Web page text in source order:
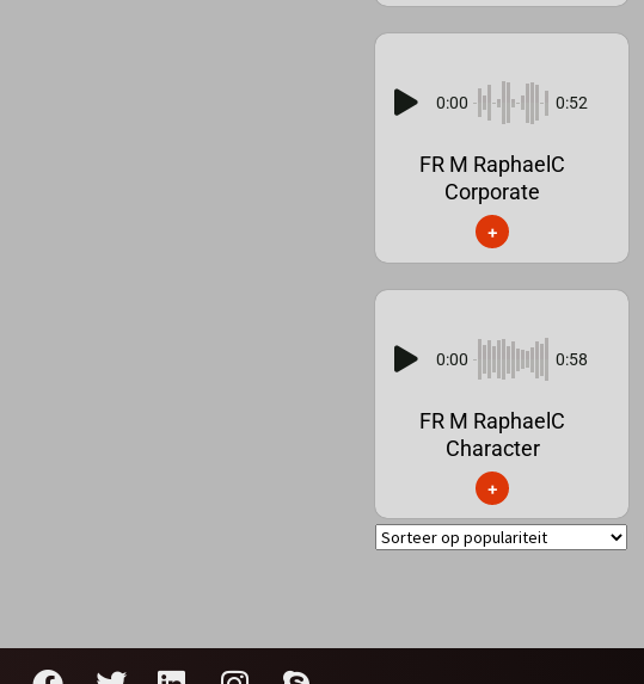
0:00 0:52
FR M RaphaelC
Corporate
+
0:00 0:58
FR M RaphaelC
Character
+